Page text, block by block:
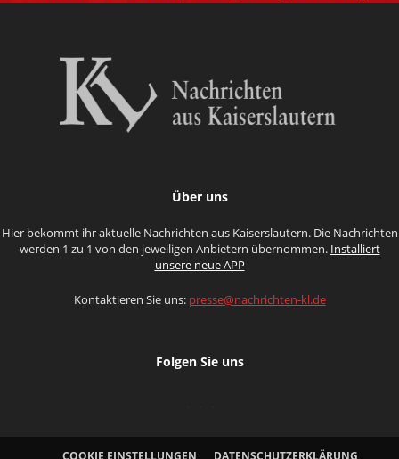
Über uns
Hier bekommt ihr aktuelle Nachrichten aus Kaiserslautern. Die Nachrichten
werden 1 zu 1 von den jeweiligen Anbietern übernommen. Installiert
unsere neue APP
Kontaktieren Sie uns: presse@nachrichten-kl.de
Folgen Sie uns
COOKIE EINSTELLUNGEN DATENSCHUTZERKLÄRUNG